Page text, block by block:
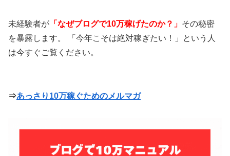
未経験者が 「なぜブログで10万稼げたのか？」 その秘密
を暴露します。 「今年こそは絶対稼ぎたい！」という人
は今すぐご覧ください。
⇒あっさり10万稼ぐためのメルマガ